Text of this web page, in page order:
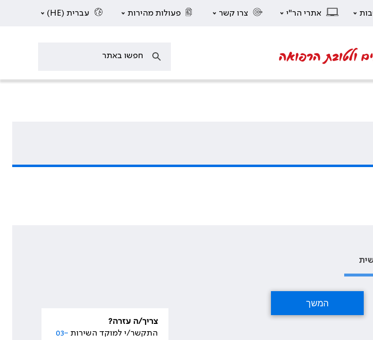
אתרי הר"י צרו קשר פעולות מהירות עברית (HE)
ולטובת הרפואה
צריך/ה עזרה?
התקשר/י למוקד השירות 03-